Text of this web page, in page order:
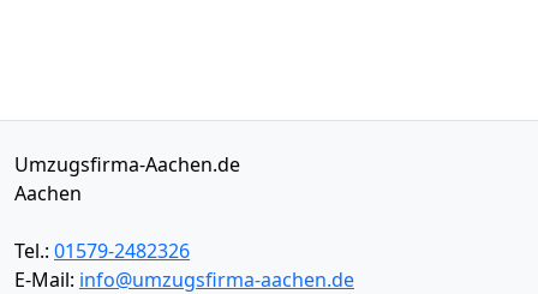
Umzugsfirma-Aachen.de
Aachen
Tel.: 01579-2482326
E-Mail: info@umzugsfirma-aachen.de